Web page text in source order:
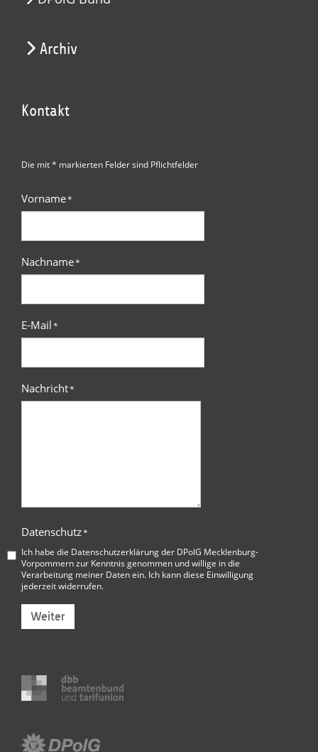
Archiv
Kontakt
Die mit * markierten Felder sind Pflichtfelder
Vorname*
Nachname*
E-Mail*
Nachricht*
Datenschutz*
Ich habe die Datenschutzerklärung der DPolG Mecklenburg-
Vorpommernzur Kenntnis genommen und willige in die
Verarbeitung meiner Daten ein. Ich kann diese Einwilligung
jederzeit widerrufen.
Weiter